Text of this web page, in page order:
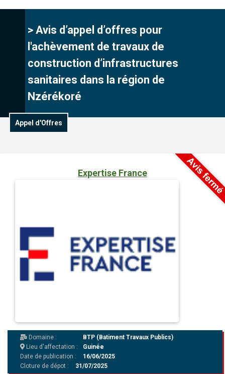
> Avis d’appel d’offres pour
l'achèvement de travaux de
construction d’infrastructures
sanitaires dans la région de
Nzérékoré
Appel d'Offres
Expertise France
Domaine :
BTP (Batiment Travaux Publics)
Lieu d'affectation :
Guinée
Date de publication :
16/06/2025
Cloture de dépot :
31/07/2025